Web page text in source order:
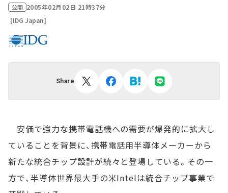
公開 2005年02月02日 21時37分
[IDG Japan]
Share
安価で強力な携帯電話機への需要が爆発的に拡大し
ていることを背景に、携帯電話用半導体メーカーから
新たな統合チップ設計が続々と登場している。その一
方で、半導体世界最大手の米Intelは統合チップ事業で